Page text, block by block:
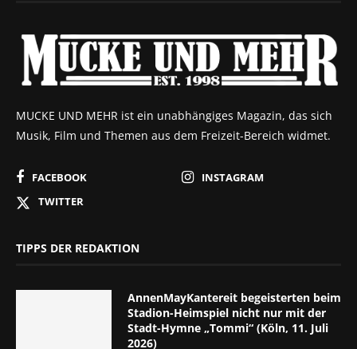
MUCKE UND MEHR ist ein unabhängiges Magazin, das sich
Musik, Film und Themen aus dem Freizeit-Bereich widmet.
FACEBOOK
INSTAGRAM
TWITTER
TIPPS DER REDAKTION
AnnenMayKantereit begeisterten beim
Stadion-Heimspiel nicht nur mit der
Stadt-Hymne „Tommi“ (Köln, 11. Juli
2026)